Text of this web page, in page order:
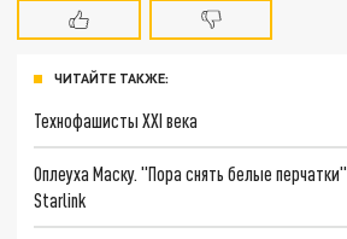
ЧИТАЙТЕ ТАКЖЕ:
Технофашисты XXI века
Оплеуха Маску. "Пора снять белые
Starlink